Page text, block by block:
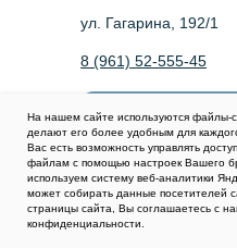
На нашем сайте используются файлы-
делают его более удобным для
Вас есть возможность управлять
файлам с помощью настроек Вашего
используем систему веб-аналитики
может собирать данные посетителей
страницы сайта, Вы соглашаетесь с
конфиденциальности.
ул. Гагарина, 192/1
8 (961) 52-555-45
Показать на карте
Новая Адыгея
ул. Кубанская, 3/1